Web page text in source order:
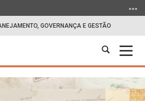
GOVERNANÇA E GESTÃO
Abrir